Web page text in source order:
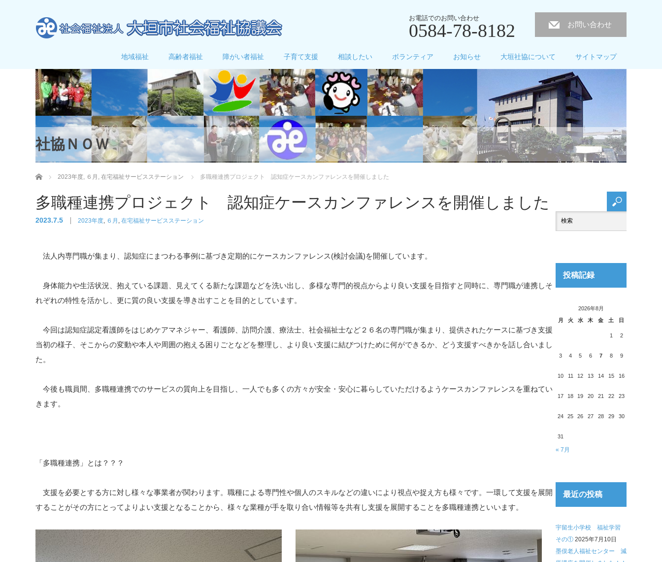
お電話でのお問い合わせ
0584-78-8182 お問い合わせ
地域福祉 高齢者福祉 障がい者福祉 子育て支援 相談したい ボランティア お知らせ 大垣社協について サイトマップ
社協ＮＯＷ
ホーム 2023年度 ６月 在宅福祉サービスステーション 多職種連携プロジェクト 認知症ケースカンファレンスを開催しました
多職種連携プロジェクト 認知症ケースカンファレンスを開催しました
2023.7.5 2023年度 ６月 在宅福祉サービスステーション
法人内専門職が集まり、認知症にまつわる事例に基づき定期的にケースカンファレンス(検討会議)を開催しています。
身体能力や生活状況、抱えている課題、見えてくる新たな課題などを洗い出し、多様な専門的視点からより良い支援を目指すと同時に、専門職が連携しそ
れぞれの特性を活かし、更に質の良い支援を導き出すことを目的としています。
今回は認知症認定看護師をはじめケアマネジャー、看護師、訪問介護、療法士、社会福祉士など２６名の専門職が集まり、提供されたケースに基づき支援
当初の様子、そこからの変動や本人や周囲の抱える困りごとなどを整理し、より良い支援に結びつけために何ができるか、どう支援すべきかを話し合いまし
た。
今後も職員間、多職種連携でのサービスの質向上を目指し、一人でも多くの方々が安全・安心に暮らしていただけるようケースカンファレンスを重ねてい
きます。
「多職種連携」とは？？？
支援を必要とする方に対し様々な事業者が関わります。職種による専門性や個人のスキルなどの違いにより視点や捉え方も様々です。一環して支援を展開
することがその方にとってよりよい支援となることから、様々な業種が手を取り合い情報等を共有し支援を展開することを多職種連携といいます。
投稿記録
2026年8月
月
火 水 木 金 土 日
1 2
3 4 5 6 7 8 9
10 11 12 13 14 15 16
17 18 19 20 21 22 23
24 25 26 27 28 29 30
31
« 7月
最近の投稿
宇留生小学校 福祉学習
その① 2025年7月10日
墨俣老人福祉センター 減